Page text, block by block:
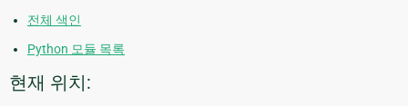
전체 색인
Python 모듈 목록
현재 위치: